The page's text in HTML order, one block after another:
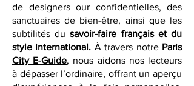
de créateurs, la mode et des boutiques
de designers our confidentielles, des
sanctuaires de bien-être, ainsi que les
subtilités dusavoir-faire français et du
style international.À travers notreParis
City E-Guide, nous aidons nos lecteurs